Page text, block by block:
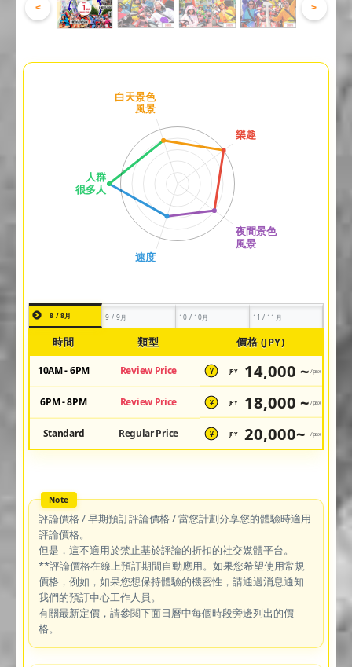
< >
8 / 8月 9 / 9月 10 / 10月 11 / 11月
時間 類型 價格 (JPY)
10AM - 6PM Review Price ¥ JPY 14,000 ~ /pax
6PM - 8PM Review Price ¥ JPY 18,000 ~ /pax
Standard Regular Price ¥ JPY 20,000~ /pax
評論價格 / 早期預訂評論價格 / 當您計劃分享您的體驗時適用
評論價格。
但是，這不適用於禁止基於評論的折扣的社交媒體平台。
**評論價格在線上預訂期間自動應用。如果您希望使用常規
價格，例如，如果您想保持體驗的機密性，請通過消息通知
我們的預訂中心工作人員。
有關最新定價，請參閱下面日曆中每個時段旁邊列出的價
格。